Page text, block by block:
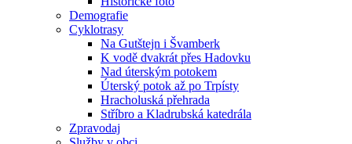
Demografie
Cyklotrasy
Na Gutštejn i Švamberk
K vodě dvakrát přes Hadovku
Nad úterským potokem
Úterský potok až po Trpísty
Hracholuská přehrada
Stříbro a Kladrubská katedrála
Zpravodaj